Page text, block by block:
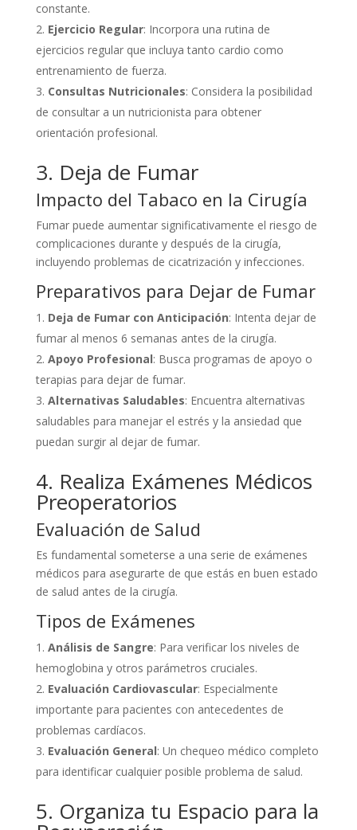
constante.
Ejercicio Regular: Incorpora una rutina de
ejercicios regular que incluya tanto cardio como
entrenamiento de fuerza.
Consultas Nutricionales: Considera la posibilidad
de consultar a un nutricionista para obtener
orientación profesional.
3. Deja de Fumar
Impacto del Tabaco en la Cirugía
Fumar puede aumentar significativamente el riesgo de
complicaciones durante y después de la cirugía,
incluyendo problemas de cicatrización y infecciones.
Preparativos para Dejar de Fumar
Deja de Fumar con Anticipación: Intenta dejar de
fumar al menos 6 semanas antes de la cirugía.
Apoyo Profesional: Busca programas de apoyo o
terapias para dejar de fumar.
Alternativas Saludables: Encuentra alternativas
saludables para manejar el estrés y la ansiedad que
puedan surgir al dejar de fumar.
4. Realiza Exámenes Médicos
Preoperatorios
Evaluación de Salud
Es fundamental someterse a una serie de exámenes
médicos para asegurarte de que estás en buen estado
de salud antes de la cirugía.
Tipos de Exámenes
Análisis de Sangre: Para verificar los niveles de
hemoglobina y otros parámetros cruciales.
Evaluación Cardiovascular: Especialmente
importante para pacientes con antecedentes de
problemas cardíacos.
Evaluación General: Un chequeo médico completo
para identificar cualquier posible problema de salud.
5. Organiza tu Espacio para la